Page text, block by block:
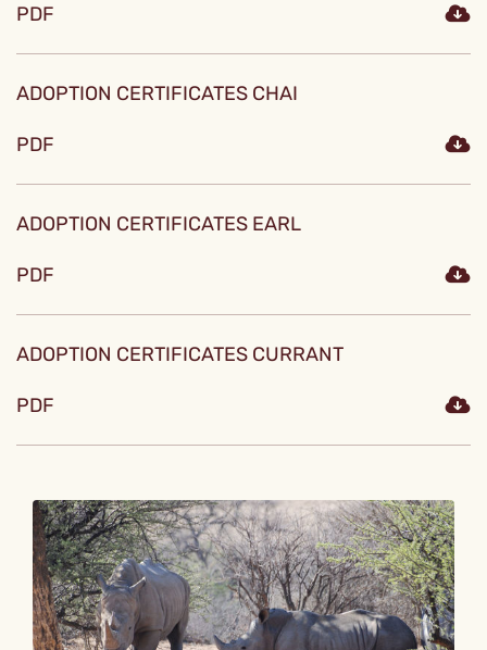
PDF
ADOPTION CERTIFICATES CHAI
PDF
ADOPTION CERTIFICATES EARL
PDF
ADOPTION CERTIFICATES CURRANT
PDF